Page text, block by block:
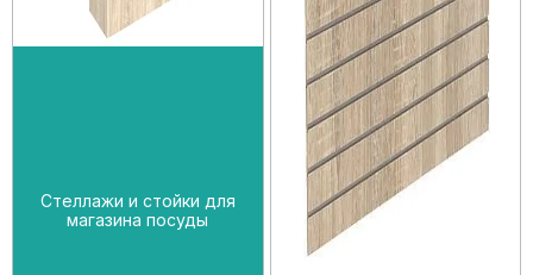
Стеллажи и стойки для
магазина посуды